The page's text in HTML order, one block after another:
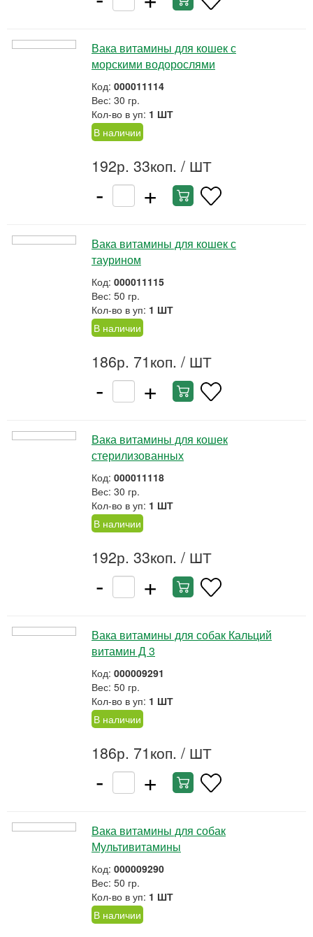
Вака витамины для кошек с
морскими водорослями
Код: 000011114
Вес: 30 гр.
Кол-во в уп: 1 ШТ
В наличии
192р. 33коп. / ШТ
- +
Вака витамины для кошек с
таурином
Код: 000011115
Вес: 50 гр.
Кол-во в уп: 1 ШТ
В наличии
186р. 71коп. / ШТ
- +
Вака витамины для кошек
стерилизованных
Код: 000011118
Вес: 30 гр.
Кол-во в уп: 1 ШТ
В наличии
192р. 33коп. / ШТ
- +
Вака витамины для собак Кальций
витамин Д 3
Код: 000009291
Вес: 50 гр.
Кол-во в уп: 1 ШТ
В наличии
186р. 71коп. / ШТ
- +
Вака витамины для собак
Мультивитамины
Код: 000009290
Вес: 50 гр.
Кол-во в уп: 1 ШТ
В наличии